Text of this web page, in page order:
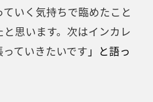
いく気持ちで臨めたこと
思います。 次はインカレ
ていきたいです 」と語っ